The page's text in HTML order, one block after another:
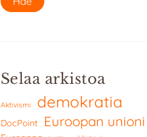
Selaa arkistoa
Aktivismi demokratia
DocPoint Euroopan unioni